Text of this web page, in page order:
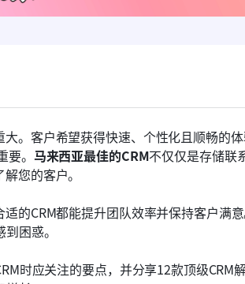
。客户希望获得快速、个性化且顺畅的
要。 马来西亚最佳的CRM不仅仅是存储联
您的客户。
的CRM都能提升团队效率并保持客户满
困惑。
时应关注的要点，并分享12款顶级CRM